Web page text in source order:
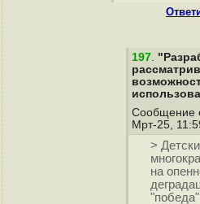
197.
Сообщение
Мрт-25,
>
на